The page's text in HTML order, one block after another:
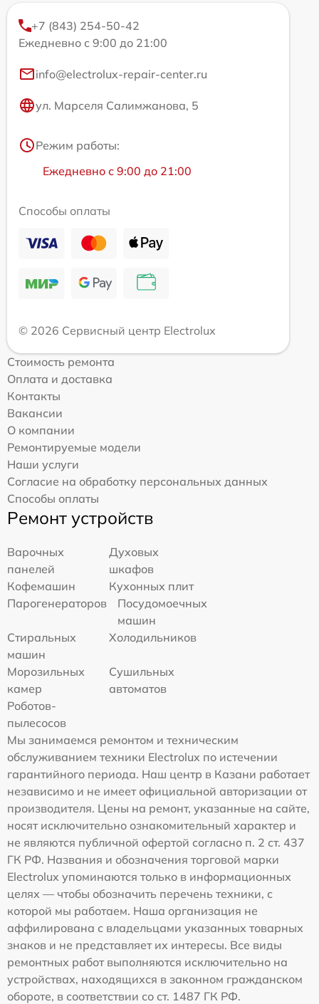
+7 (843) 254-50-42
Ежедневно с 9:00 до 21:00
info@electrolux-repair-center.ru
ул. Марселя Салимжанова, 5
Режим работы:
Ежедневно с 9:00 до 21:00
Способы оплаты
© 2026 Сервисный центр Electrolux
Стоимость ремонта
Оплата и доставка
Контакты
Вакансии
О компании
Ремонтируемые модели
Наши услуги
Согласие на обработку персональных данных
Способы оплаты
Ремонт устройств
Варочных
панелей
Духовых
шкафов
Кофемашин
Кухонных плит
Парогенераторов
Посудомоечных
машин
Стиральных
машин
Холодильников
Морозильных
камер
Сушильных
автоматов
Роботов-
пылесосов
Мы занимаемся ремонтом и техническим
обслуживанием техники Electrolux по истечении
гарантийного периода. Наш центр в Казани работает
независимо и не имеет официальной авторизации от
производителя. Цены на ремонт, указанные на сайте,
носят исключительно ознакомительный характер и
не являются публичной офертой согласно п. 2 ст. 437
ГК РФ. Названия и обозначения торговой марки
Electrolux упоминаются только в информационных
целях — чтобы обозначить перечень техники, с
которой мы работаем. Наша организация не
аффилирована с владельцами указанных товарных
знаков и не представляет их интересы. Все виды
ремонтных работ выполняются исключительно на
устройствах, находящихся в законном гражданском
обороте, в соответствии со ст. 1487 ГК РФ.